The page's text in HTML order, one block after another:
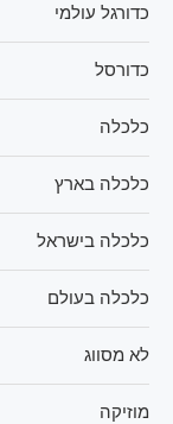
כדורגל עולמי
כדורסל
כלכלה
כלכלה בארץ
כלכלה בישראל
כלכלה בעולם
לא מסווג
מוזיקה